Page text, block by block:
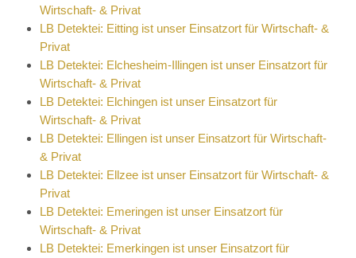
Wirtschaft- & Privat
LB Detektei: Eitting ist unser Einsatzort für Wirtschaft- &
Privat
LB Detektei: Elchesheim-Illingen ist unser Einsatzort für
Wirtschaft- & Privat
LB Detektei: Elchingen ist unser Einsatzort für
Wirtschaft- & Privat
LB Detektei: Ellingen ist unser Einsatzort für Wirtschaft-
& Privat
LB Detektei: Ellzee ist unser Einsatzort für Wirtschaft- &
Privat
LB Detektei: Emeringen ist unser Einsatzort für
Wirtschaft- & Privat
LB Detektei: Emerkingen ist unser Einsatzort für